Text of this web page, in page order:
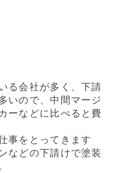
る会社が多く、下請
いので、中間マージ
ーなどに比べると費
事をとってきます
などの下請けで塗装